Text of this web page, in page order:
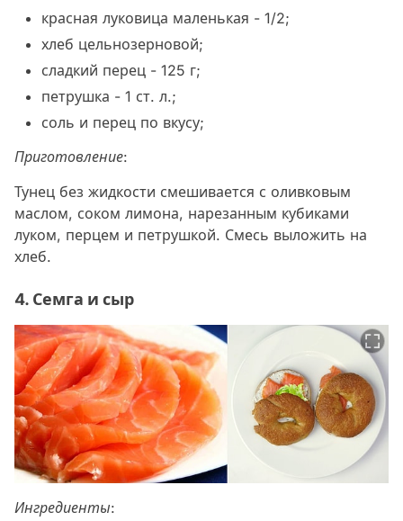
красная луковица маленькая - 1/2;
хлеб цельнозерновой;
сладкий перец - 125 г;
петрушка - 1 ст. л.;
соль и перец по вкусу;
Приготовление:
Тунец без жидкости смешивается с оливковым
маслом, соком лимона, нарезанным кубиками
луком, перцем и петрушкой. Смесь выложить на
хлеб.
4. Семга и сыр
Ингредиенты: